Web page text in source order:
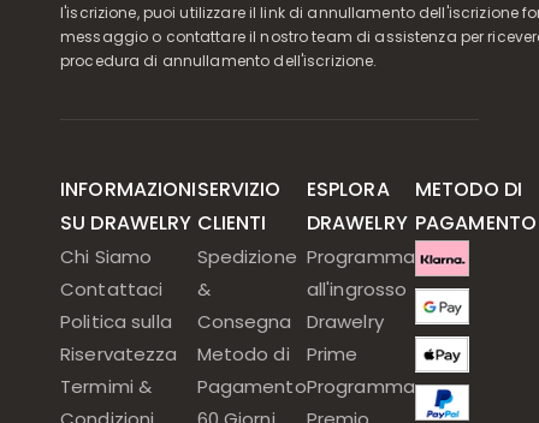
l'iscrizione, puoi utilizzare il link di annullamento dell'iscrizione
messaggio o contattare il nostro team di assistenza per
procedura di annullamento dell'iscrizione.
INFORMAZIONI
SU DRAWELRY
Chi Siamo
Contattaci
Politica sulla
Riservatezza
Termimi &
SERVIZIO
CLIENTI
Spedizione
&
Consegna
Metodo di
Pagamento
ESPLORA
DRAWELRY
Programma
all'ingrosso
Drawelry
Prime
Programma
METODO DI
PAGAMENTO